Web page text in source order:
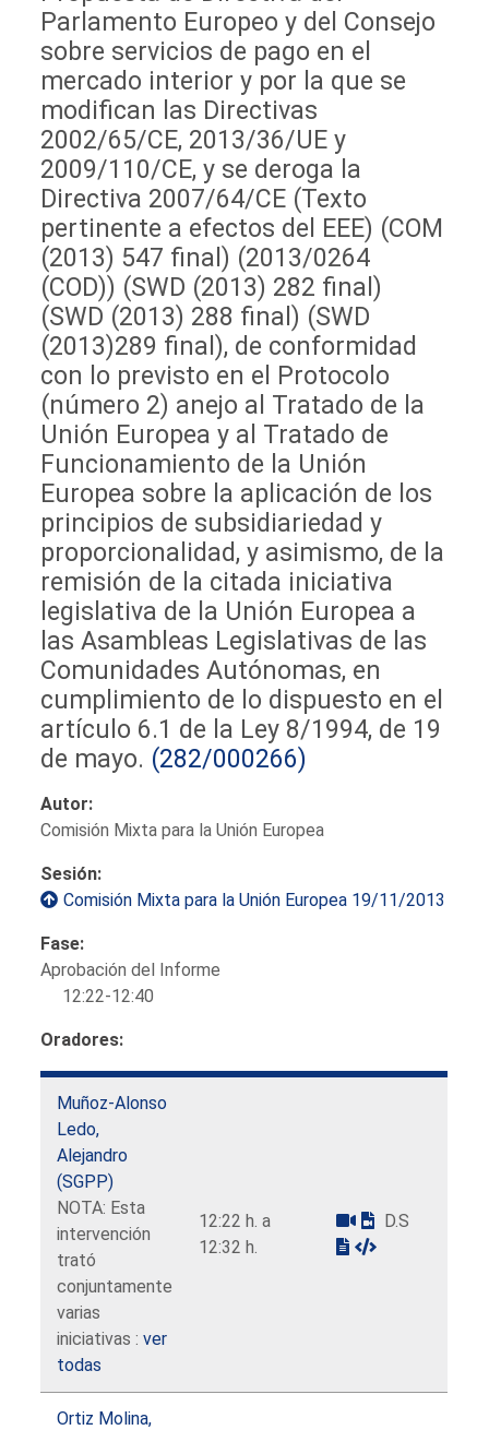
Parlamento Europeo y del Consejo
sobre servicios de pago en el
mercado interior y por la que se
modifican las Directivas
2002/65/CE, 2013/36/UE y
2009/110/CE, y se deroga la
Directiva 2007/64/CE (Texto
pertinente a efectos del EEE) (COM
(2013) 547 final) (2013/0264
(COD)) (SWD (2013) 282 final)
(SWD (2013) 288 final) (SWD
(2013)289 final), de conformidad
con lo previsto en el Protocolo
(número 2) anejo al Tratado de la
Unión Europea y al Tratado de
Funcionamiento de la Unión
Europea sobre la aplicación de los
principios de subsidiariedad y
proporcionalidad, y asimismo, de la
remisión de la citada iniciativa
legislativa de la Unión Europea a
las Asambleas Legislativas de las
Comunidades Autónomas, en
cumplimiento de lo dispuesto en el
artículo 6.1 de la Ley 8/1994, de 19
de mayo. (282/000266)
Autor:
Comisión Mixta para la Unión Europea
Sesión:
Comisión Mixta para la Unión Europea 19/11/2013
Fase:
Aprobación del Informe
12:22-12:40
Oradores:
Muñoz-Alonso
Ledo,
Alejandro
(SGPP)
NOTA: Esta
intervención
trató
conjuntamente
varias
iniciativas :ver
todas
12:22 h. a
12:32 h.
D.S
Ortiz Molina,